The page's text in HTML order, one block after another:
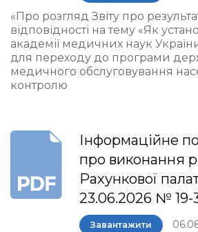
«Про розгляд Звіту про
відповідності на тему «Як
академії медичних наук
для переходу до програми
медичного обслуговування
контролю
Інформаційне
про виконання
Рахункової
23.06.2026 № 19-
Завантажити